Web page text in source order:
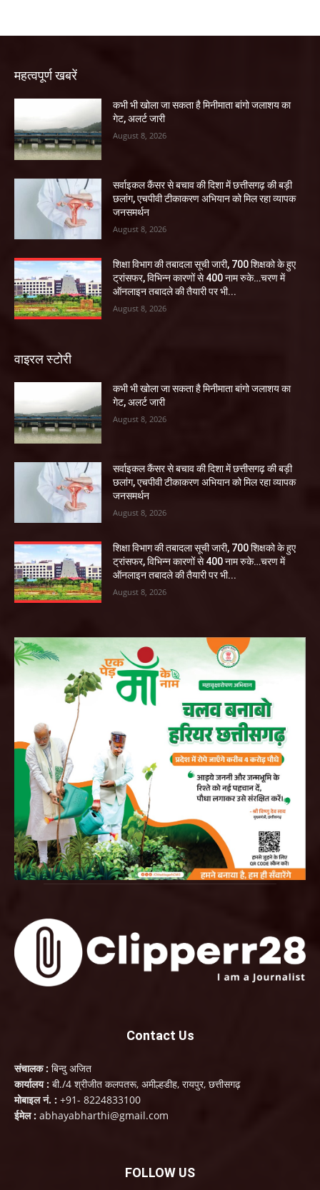
महत्वपूर्ण खबरें
कभी भी खोला जा सकता है मिनीमाता बांगो जलाशय का
गेट, अलर्ट जारी
August 8, 2026
सर्वाइकल कैंसर से बचाव की दिशा में छत्तीसगढ़ की बड़ी
छलांग, एचपीवी टीकाकरण अभियान को मिल रहा व्यापक
जनसमर्थन
August 8, 2026
शिक्षा विभाग की तबादला सूची जारी, 700 शिक्षको के हुए
ट्रांसफर, विभिन्न कारणों से 400 नाम रुके…चरण में
ऑनलाइन तबादले की तैयारी पर भी...
August 8, 2026
वाइरल स्टोरी
कभी भी खोला जा सकता है मिनीमाता बांगो जलाशय का
गेट, अलर्ट जारी
August 8, 2026
सर्वाइकल कैंसर से बचाव की दिशा में छत्तीसगढ़ की बड़ी
छलांग, एचपीवी टीकाकरण अभियान को मिल रहा व्यापक
जनसमर्थन
August 8, 2026
शिक्षा विभाग की तबादला सूची जारी, 700 शिक्षको के हुए
ट्रांसफर, विभिन्न कारणों से 400 नाम रुके…चरण में
ऑनलाइन तबादले की तैयारी पर भी...
August 8, 2026
Contact Us
संचालक : बिन्दु अजित
कार्यालय : बी./4 श्रीजीत कलपतरू, अमील्हडीह, रायपुर, छत्तीसगढ़
मोबाइल नं. : +91- 8224833100
ईमेल : abhayabharthi@gmail.com
FOLLOW US